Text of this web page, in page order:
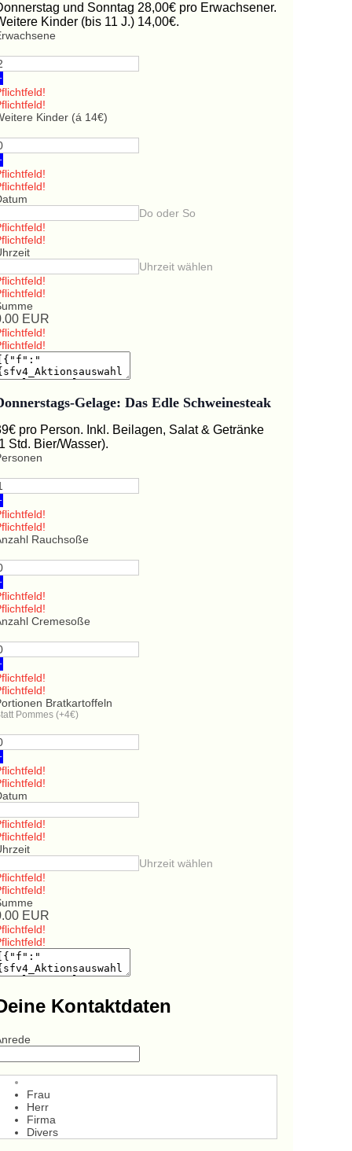
und Sonntag 28,00€ pro Erwachsener.
Kinder (bis 11 J.) 14,00€.
Kinder (á 14€)
Do oder So
Uhrzeit wählen
EUR
Gelage: Das Edle Schweinesteak
pro Person. Inkl. Beilagen, Salat & Getränke
Std. Bier/Wasser).
Rauchsoße
Cremesoße
Bratkartoffeln
Pommes (+4€)
Uhrzeit wählen
EUR
Kontaktdaten
Frau
Herr
Firma
Divers